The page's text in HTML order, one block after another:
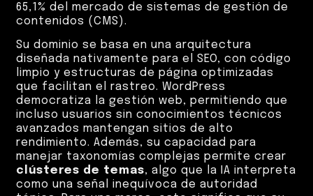
65,1% del mercado de sistemas de gestión de
contenidos (CMS).
Su dominio se basa en una arquitectura
diseñada nativamente para el SEO, con código
limpio y estructuras de página optimizadas
que facilitan el rastreo. WordPress
democratiza la gestión web, permitiendo que
incluso usuarios sin conocimientos técnicos
avanzados mantengan sitios de alto
rendimiento. Además, su capacidad para
manejar taxonomías complejas permite crear
clústeres de temas, algo que la IA interpreta
como una señal inequívoca de autoridad